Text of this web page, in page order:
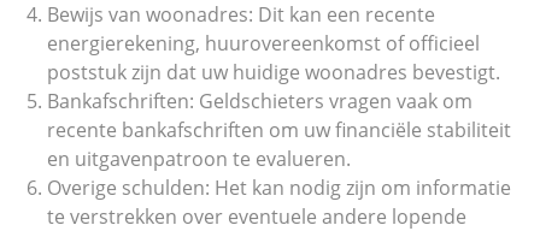
Bewijs van woonadres: Dit kan een recente
energierekening, huurovereenkomst of officieel
poststuk zijn dat uw huidige woonadres bevestigt.
Bankafschriften: Geldschieters vragen vaak om
recente bankafschriften om uw financiële stabiliteit
en uitgavenpatroon te evalueren.
Overige schulden: Het kan nodig zijn om informatie
te verstrekken over eventuele andere lopende